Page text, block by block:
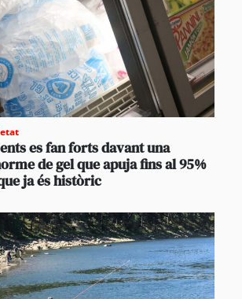
es fan forts davant una
de gel que apuja fins al 95%
ja és històric